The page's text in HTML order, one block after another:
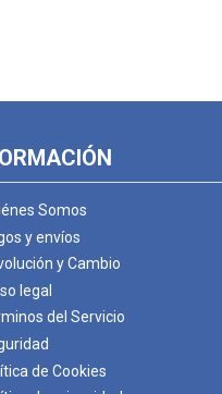
Somos
y envíos
y Cambio
legal
del Servicio
de Cookies